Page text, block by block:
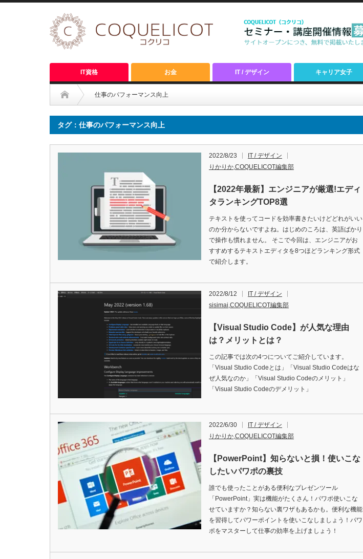
IT資格 お金 IT / デザイン キャリア女子
仕事のパフォーマンス向上
タグ：仕事のパフォーマンス向上
2022/8/23
IT / デザイン
りかりか,COQUELICOT編集部
【2022年最新】エンジニアが厳選!エディ
タランキングTOP8選
テキストを使ってコードを効率書きたいけどどれがいい
のか分からないですよね。はじめのころは、英語ばかり
で操作も慣れません。 そこで今回は、エンジニアがお
すすめするテキストエディタを8つほどランキング形式
で紹介します。
2022/8/12
IT / デザイン
sisimai,COQUELICOT編集部
【Visual Studio Code】が人気な理由
は？メリットとは？
この記事では次の4つについてご紹介しています。
「Visual Studio Codeとは」「Visual Studio Codeはな
ぜ人気なのか」「Visual Studio Codeのメリット」
「Visual Studio Codeのデメリット」
2022/6/30
IT / デザイン
りかりか,COQUELICOT編集部
【PowerPoint】知らないと損！使いこな
したいパワポの裏技
誰でも使ったことがある便利なプレゼンツール
「PowerPoint」実は機能がたくさん！パワポ使いこな
せていますか？知らない裏ワザもあるかも。便利な機能
を習得してパワーポイントを使いこなしましょう！パワ
ポをマスターして仕事の効率を上げましょう！